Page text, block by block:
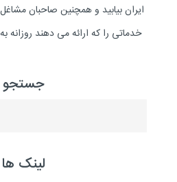
ایران بیابید و همچنین صاحبان
خدماتی را که ارائه می دهند روزانه
جستجو
لینک ها